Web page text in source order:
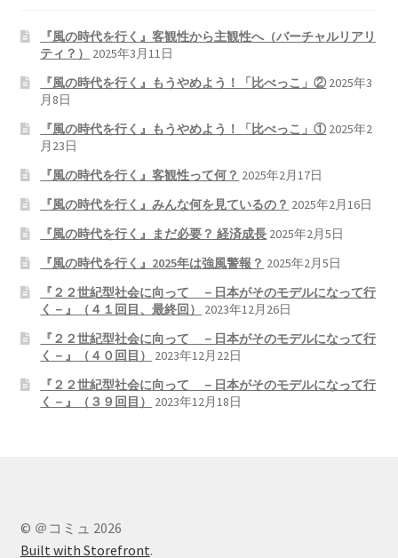
『風の時代を行く』客観性から主観性へ（バーチャルリアリ
ティ？）
2025年3月11日
『風の時代を行く』もうやめよう！「比べっこ」② 2025年3
月8日
『風の時代を行く』もうやめよう！「比べっこ」① 2025年2
月23日
『風の時代を行く』客観性って何？ 2025年2月17日
『風の時代を行く』みんな何を見ているの？ 2025年2月16日
『風の時代を行く』まだ必要？ 経済成長 2025年2月5日
『風の時代を行く』2025年は強風警報？ 2025年2月5日
『２２世紀型社会に向って －日本がそのモデルになって行
く－』（４１回目、最終回）
2023年12月26日
『２２世紀型社会に向って －日本がそのモデルになって行
く－』（４０回目）
2023年12月22日
『２２世紀型社会に向って －日本がそのモデルになって行
く－』（３９回目）
2023年12月18日
© ＠コミュ 2026
Built with Storefront.